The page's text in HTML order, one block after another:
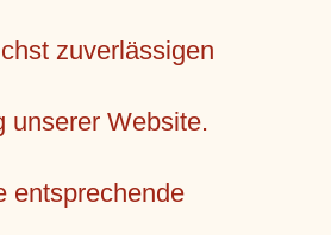
zuverlässigen
unserer Website.
entsprechende